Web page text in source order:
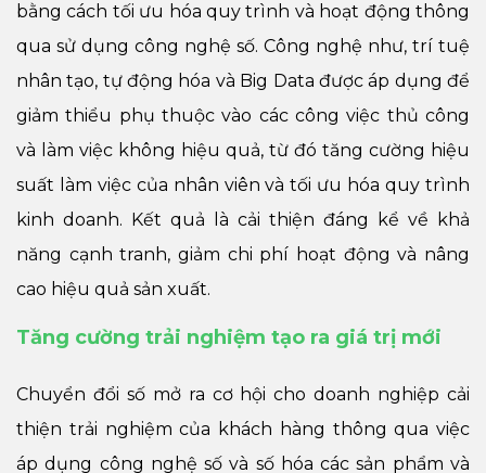
bằng cách tối ưu hóa quy trình và hoạt động thông
qua sử dụng công nghệ số. Công nghệ như, trí tuệ
nhân tạo, tự động hóa và Big Data được áp dụng để
giảm thiểu phụ thuộc vào các công việc thủ công
và làm việc không hiệu quả, từ đó tăng cường hiệu
suất làm việc của nhân viên và tối ưu hóa quy trình
kinh doanh. Kết quả là cải thiện đáng kể về khả
năng cạnh tranh, giảm chi phí hoạt động và nâng
cao hiệu quả sản xuất.
Tăng cường trải nghiệm tạo ra giá trị mới
Chuyển đổi số mở ra cơ hội cho doanh nghiệp cải
thiện trải nghiệm của khách hàng thông qua việc
áp dụng công nghệ số và số hóa các sản phẩm và